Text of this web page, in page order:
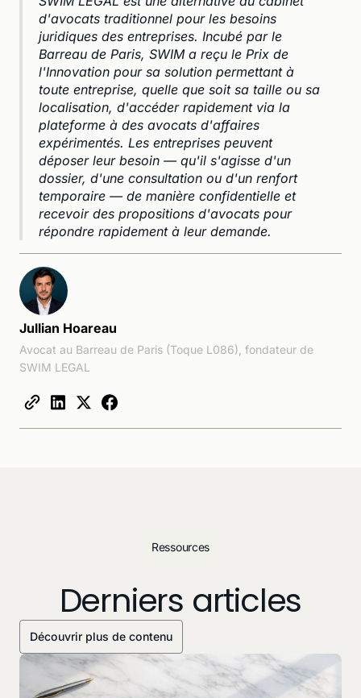
d'avocats traditionnel pour les besoins
juridiques des entreprises. Incubé par le
Barreau de Paris, SWIM a reçu le Prix de
l'Innovation pour sa solution permettant à
toute entreprise, quelle que soit sa taille ou sa
localisation, d'accéder rapidement via la
plateforme à des avocats d'affaires
expérimentés. Les entreprises peuvent
déposer leur besoin — qu'il s'agisse d'un
dossier, d'une consultation ou d'un renfort
temporaire — de manière confidentielle et
recevoir des propositions d'avocats pour
répondre rapidement à leur demande.
Jullian Hoareau
Avocat au Barreau de Paris (Toque L086), fondateur de
SWIM LEGAL
Ressources
Derniers articles
Découvrir plus de contenu